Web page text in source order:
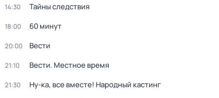
14:30 Тайны следствия
18:00 60 минут
20:00 Вести
21:10 Вести. Местное время
21:30 Ну-ка, все вместе! Народный кастинг